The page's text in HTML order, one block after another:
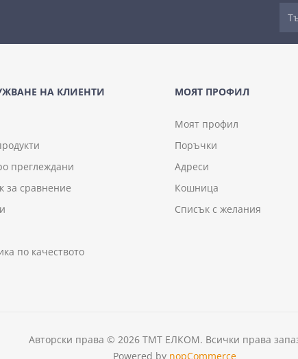
НА КЛИЕНТИ
преглеждани
за сравнение
по качеството
МОЯТ ПРОФИЛ
Моят профил
Поръчки
Адреси
Кошница
Списък с желания
Авторски права © 2026 ТМТ ЕЛКОМ. Всички права
Powered by nopCommerce